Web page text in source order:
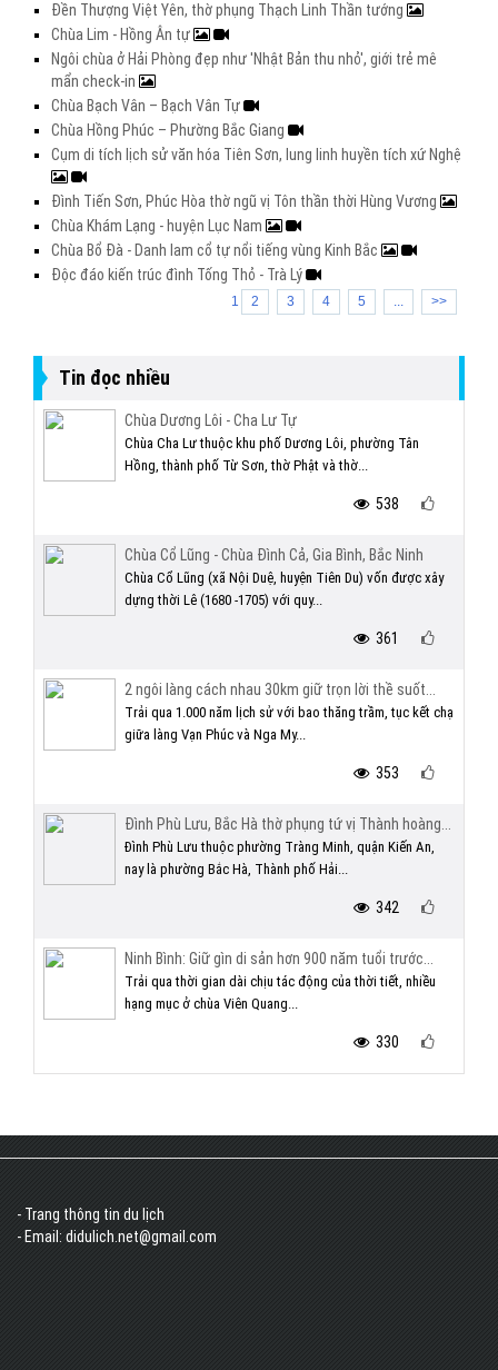
Đền Thượng Việt Yên, thờ phụng Thạch Linh Thần tướng
Chùa Lim - Hồng Ân tự
Ngôi chùa ở Hải Phòng đẹp như 'Nhật Bản thu nhỏ', giới trẻ mê
mẩn check-in
Chùa Bạch Vân – Bạch Vân Tự
Chùa Hồng Phúc – Phường Bắc Giang
Cụm di tích lịch sử văn hóa Tiên Sơn, lung linh huyền tích xứ Nghệ
Đình Tiến Sơn, Phúc Hòa thờ ngũ vị Tôn thần thời Hùng Vương
Chùa Khám Lạng - huyện Lục Nam
Chùa Bổ Đà - Danh lam cổ tự nổi tiếng vùng Kinh Bắc
Độc đáo kiến trúc đình Tống Thỏ - Trà Lý
1 2 3 4 5 ... >>
Tin đọc nhiều
Chùa Dương Lôi - Cha Lư Tự
Chùa Cha Lư thuộc khu phố Dương Lôi, phường Tân
Hồng, thành phố Từ Sơn, thờ Phật và thờ...
538
Chùa Cổ Lũng - Chùa Đình Cả, Gia Bình, Bắc Ninh
Chùa Cổ Lũng (xã Nội Duệ, huyện Tiên Du) vốn được xây
dựng thời Lê (1680 -1705) với quy...
361
2 ngôi làng cách nhau 30km giữ trọn lời thề suốt...
Trải qua 1.000 năm lịch sử với bao thăng trầm, tục kết chạ
giữa làng Vạn Phúc và Nga My...
353
Đình Phù Lưu, Bắc Hà thờ phụng tứ vị Thành hoàng...
Đình Phù Lưu thuộc phường Tràng Minh, quận Kiến An,
nay là phường Bắc Hà, Thành phố Hải...
342
Ninh Bình: Giữ gìn di sản hơn 900 năm tuổi trước...
Trải qua thời gian dài chịu tác động của thời tiết, nhiều
hạng mục ở chùa Viên Quang...
330
- Trang thông tin du lịch
- Email: didulich.net@gmail.com